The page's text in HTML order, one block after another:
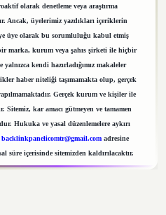
olarak denetleme veya araştırma
Ancak, üyelerimiz yazdıkları içeriklerin
üye olarak bu sorumluluğu kabul etmiş
marka, kurum veya şahıs şirketi ile hiçbir
kendi hazırladığımız makaleler
haber niteliği taşımamakta olup, gerçek
Gerçek kurum ve kişiler ile
kar amacı gütmeyen ve tamamen
Hukuka ve yasal düzenlemelere aykırı
backlinkpanelicomtr@gmail.com adresine
içerisinde sitemizden kaldırılacaktır.